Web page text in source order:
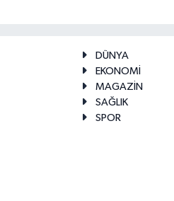
DÜNYA
EKONOMİ
MAGAZİN
SAĞLIK
SPOR